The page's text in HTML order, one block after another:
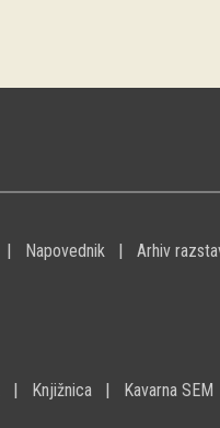
Napovednik Arhiv
Knjižnica Kavarna SEM